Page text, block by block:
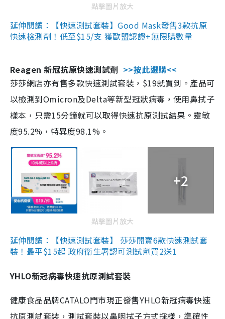
點擊圖片放大
延伸閱讀：【快速測試套裝】Good Mask發售3款抗原
快速檢測劑！低至$15/支 獲歐盟認證+無限購數量
Reagen 新冠抗原快速測試劑 >>按此選購<<
莎莎網店亦有售多款快速測試套裝，$19就買到。產品可
以檢測到Omicron及Delta等新型冠狀病毒，使用鼻拭子
樣本，只需15分鐘就可以取得快速抗原測試結果。靈敏
度95.2%，特異度98.1%。
+2
點擊圖片放大
延伸閱讀：【快速測試套裝】 莎莎開賣6款快速測試套
裝！最平$15起 政府衛生署認可測試劑買2送1
YHLO新冠病毒快速抗原測試套裝
健康食品品牌CATALO門市現正發售YHLO新冠病毒快速
抗原測試套裝，測試套裝以鼻咽拭子方式採樣，準確性